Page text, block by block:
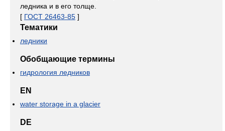
ледника и в его толще.
[ ГОСТ 26463-85 ]
Тематики
ледники
Обобщающие термины
гидрология ледников
EN
water storage in a glacier
DE